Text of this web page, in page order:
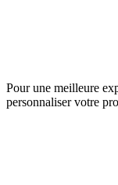
Pour une meilleure
personnaliser votre